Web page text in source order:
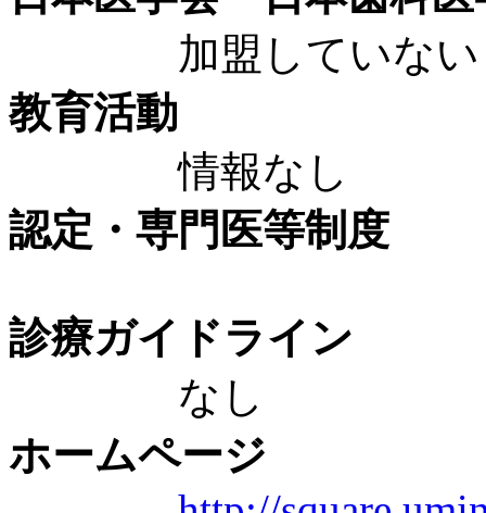
加盟していない
教育活動
情報なし
認定・専門医等制度
診療ガイドライン
なし
ホームページ